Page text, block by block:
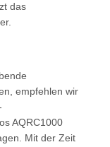
das
empfehlen wir
AQRC1000
Mit der Zeit